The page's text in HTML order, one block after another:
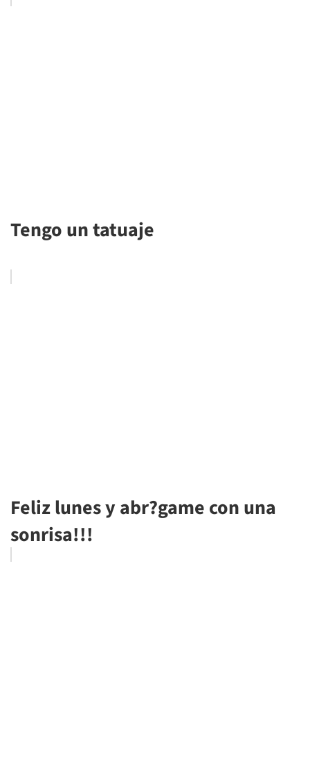
Tengo un tatuaje
Feliz lunes y abr?game con una
sonrisa!!!